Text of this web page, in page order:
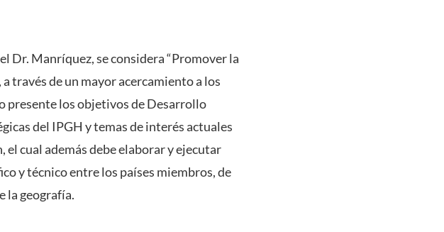
Dr. Manríquez, se considera “Promover la
través de un mayor acercamiento a los
presente los objetivos de Desarrollo
del IPGH y temas de interés actuales
el cual además debe elaborar y ejecutar
y técnico entre los países miembros, de
la geografía.